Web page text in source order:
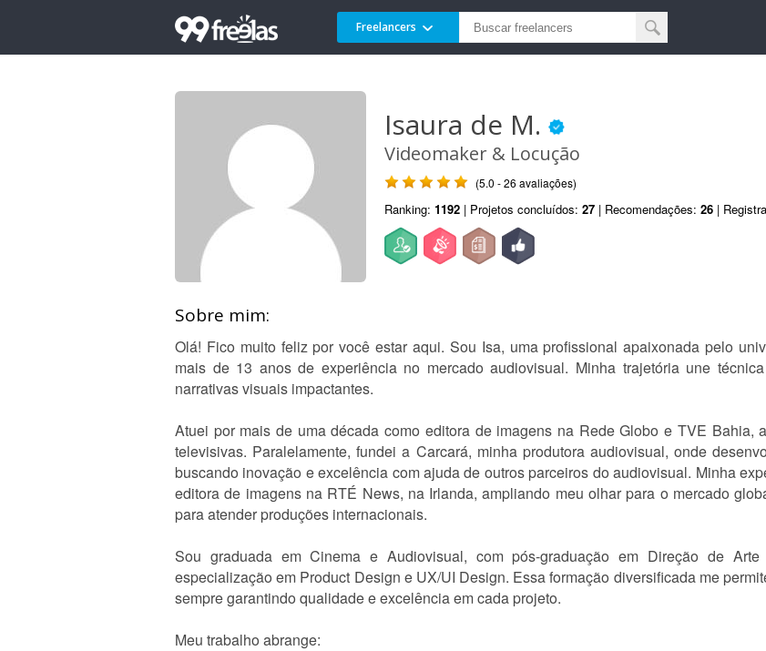
Freelancers
Isaura de M.
Videomaker & Locução
(5.0 - 26 avaliações)
Ranking: 1192 | Projetos concluídos: 27 | Recomendações: 26 |
Sobre mim:
Olá! Fico muito feliz por você estar aqui. Sou Isa, uma profissional apaixonada pelo
mais de 13 anos de experiência no mercado audiovisual. Minha trajetória une
narrativas visuais impactantes.
Atuei por mais de uma década como editora de imagens na Rede Globo e TVE Bahia,
televisivas. Paralelamente, fundei a Carcará, minha produtora audiovisual, onde
buscando inovação e excelência com ajuda de outros parceiros do audiovisual. Minha
editora de imagens na RTÉ News, na Irlanda, ampliando meu olhar para o mercado
para atender produções internacionais.
Sou graduada em Cinema e Audiovisual, com pós-graduação em Direção de
especialização em Product Design e UX/UI Design. Essa formação diversificada me
sempre garantindo qualidade e excelência em cada projeto.
Meu trabalho abrange: